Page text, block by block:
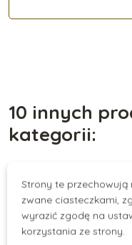
10 innych
kategorii:
Nowość
Strony te przechowują
zwane ciasteczkami,
wyrazić zgodę na
korzystania ze strony.